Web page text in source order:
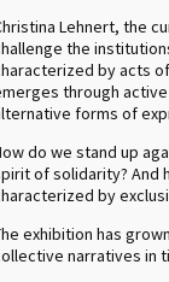
Lehnert, the
the
by acts
through
forms of
do we stand up
of solidarity? And
by
exhibition has
narratives in